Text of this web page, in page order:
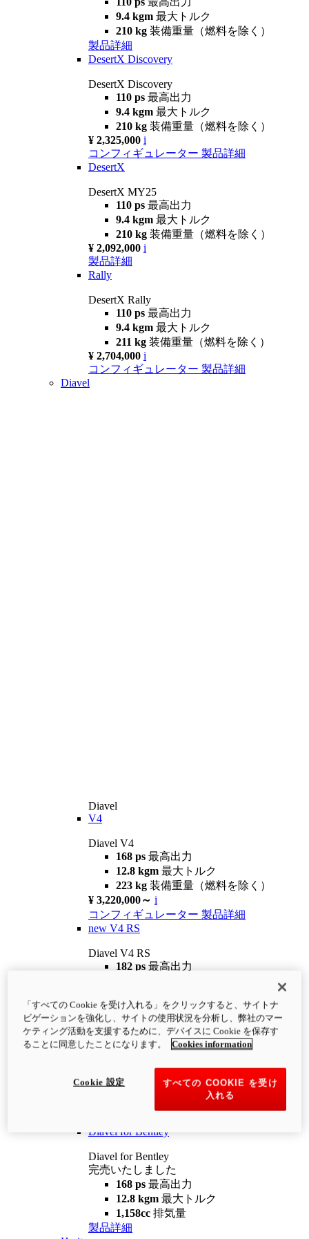
9.4 kgm 最大トルク
210 kg 装備重量（燃料を除く）
製品詳細
DesertX Discovery
DesertX Discovery
110 ps 最高出力
9.4 kgm 最大トルク
210 kg 装備重量（燃料を除く）
¥ 2,325,000 i
コンフィギュレーター 製品詳細
DesertX
DesertX MY25
110 ps 最高出力
9.4 kgm 最大トルク
210 kg 装備重量（燃料を除く）
¥ 2,092,000 i
製品詳細
Rally
DesertX Rally
110 ps 最高出力
9.4 kgm 最大トルク
211 kg 装備重量（燃料を除く）
¥ 2,704,000 i
コンフィギュレーター 製品詳細
Diavel
Diavel
V4
Diavel V4
168 ps 最高出力
12.8 kgm 最大トルク
223 kg 装備重量（燃料を除く）
¥ 3,220,000～ i
コンフィギュレーター 製品詳細
new V4 RS
Diavel V4 RS
182 ps 最高出力
¥4,400,000 i
コンフィギュレーター 製品詳細
newV4 RS 100
12.2 kgm
最大トルク
装備重量（燃料を除く）
Diavel for Bentley
Diavel for Bentley
完売いたしました
168 ps 最高出力
12.8 kgm 最大トルク
1,158cc 排気量
製品詳細
「すべての Cookie を受け入れる」をクリックすると、サイトナ
ビゲーションを強化し、サイトの使用状況を分析し、弊社のマー
ケティング活動を支援するために、デバイスに Cookie を保存す
ることに同意したことになります。
Cookies information
すべての COOKIE を受け
入れる
Cookie 設定